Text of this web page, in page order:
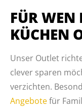
FÜR WEN
KÜCHEN
Unser Outlet
clever sparen
verzichten.
Angebotefür